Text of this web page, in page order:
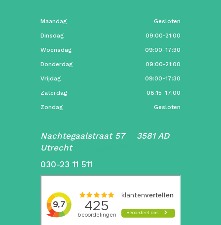
Maandag Gesloten
Dinsdag 09:00-21:00
Woensdag 09:00-17:30
Donderdag 09:00-21:00
Vrijdag 09:00-17:30
Zaterdag 08:15-17:00
Zondag Gesloten
Nachtegaalstraat 57 3581 AD
Utrecht
030-23 11 511